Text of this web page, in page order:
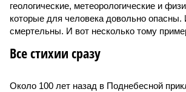
геологические, метеорологические и
которые для человека довольно опасны.
смертельны. И вот несколько тому
Все стихии сразу
Около 100 лет назад в Поднебесной